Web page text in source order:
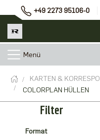
+49 2273 95106-0
Menü
KARTEN &
COLORPLAN HÜLLEN
Filter
Format